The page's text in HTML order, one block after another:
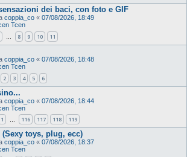
dei baci, con foto e GIF
coppia_co « 07/08/2026, 18:49
Tcen
… 8 9 10 11
coppia_co « 07/08/2026, 18:48
Tcen
2 3 4 5 6
coppia_co « 07/08/2026, 18:44
Tcen
1 116 117 118 119
(Sexy toys, plug, ecc)
coppia_co « 07/08/2026, 18:37
Tcen